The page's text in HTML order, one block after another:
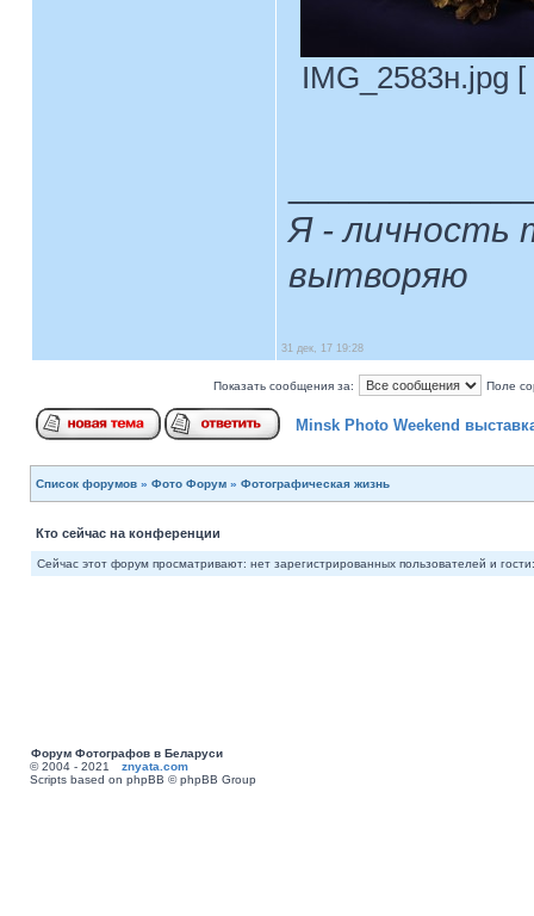
IMG_2583н.jpg
Я - личность
вытворяю
31 дек, 17 19:28
Показать сообщения за: Поле
Minsk Photo Weekend
Список форумов » Фото Форум » Фотографическая жизнь
Кто сейчас на конференции
Сейчас этот форум просматривают: нет зарегистрированных пользователей и
Форум Фотографов в Беларуси
© 2004 - 2021 znyata.com
Scripts based on phpBB © phpBB Group